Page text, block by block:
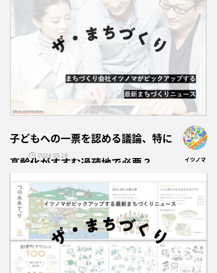
子どもへの一票を認める議論、特に
高齢化がすすむ過疎地で必要？
イツノマ
2024.05.18